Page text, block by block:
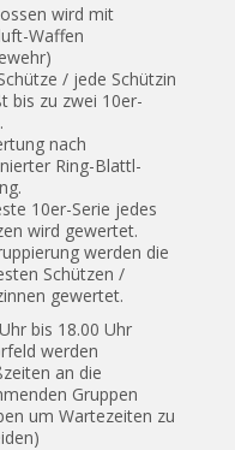
wird mit
Waffen
/ jede Schützin
bis zu zwei 10er-
nach
Ring-Blattl-
10er-Serie jedes
wird gewertet.
werden die
Schützen /
gewertet.
bis 18.00 Uhr
werden
an die
Gruppen
um Wartezeiten zu